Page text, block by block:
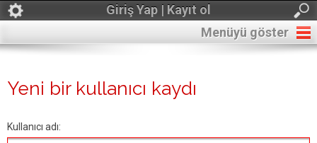
Giriş Yap | Kayıt ol
Menüyü göster
Yeni bir kullanıcı kaydı
Kullanıcı adı: